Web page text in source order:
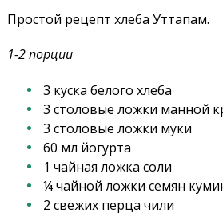
Простой рецепт хлеба Уттапам.
1-2 порции
3 куска белого хлеба
3 столовые ложки манной
3 столовые ложки муки
60 мл йогурта
1 чайная ложка соли
¼ чайной ложки семян
2 свежих перца чили